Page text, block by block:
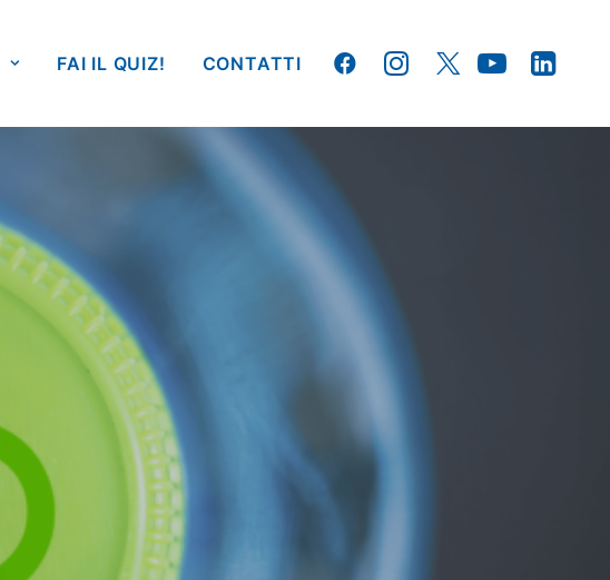
FAI IL QUIZ! CONTATTI